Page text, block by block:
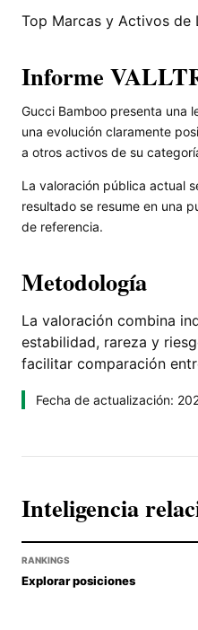
Top Marcas y Activos de
Informe
Gucci Bamboo presenta una
una evolución claramente
a otros activos de su
La valoración pública actual
resultado se resume en una
de referencia.
Metodología
La valoración combina
estabilidad, rareza y
facilitar comparación
Fecha de actualización:
Inteligencia
RANKINGS
Explorar posiciones